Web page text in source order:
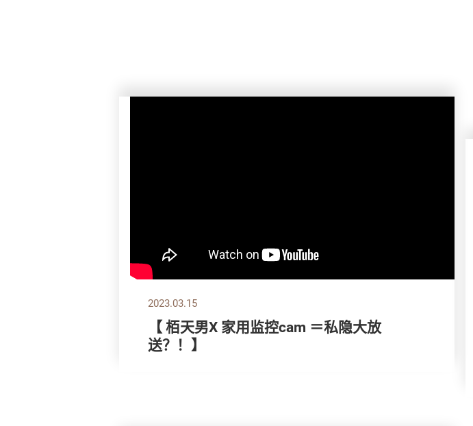
2023.03.15
【 栢天男X 家用监控cam ＝私隐大放
送？！】